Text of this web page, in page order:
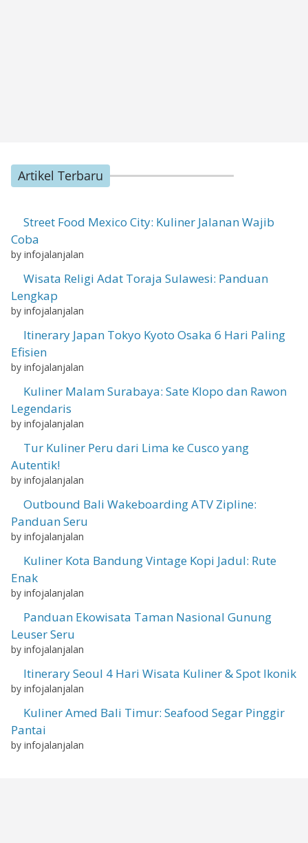
Artikel Terbaru
Street Food Mexico City: Kuliner Jalanan Wajib
Coba
by infojalanjalan
Wisata Religi Adat Toraja Sulawesi: Panduan
Lengkap
by infojalanjalan
Itinerary Japan Tokyo Kyoto Osaka 6 Hari Paling
Efisien
by infojalanjalan
Kuliner Malam Surabaya: Sate Klopo dan Rawon
Legendaris
by infojalanjalan
Tur Kuliner Peru dari Lima ke Cusco yang
Autentik!
by infojalanjalan
Outbound Bali Wakeboarding ATV Zipline:
Panduan Seru
by infojalanjalan
Kuliner Kota Bandung Vintage Kopi Jadul: Rute
Enak
by infojalanjalan
Panduan Ekowisata Taman Nasional Gunung
Leuser Seru
by infojalanjalan
Itinerary Seoul 4 Hari Wisata Kuliner & Spot Ikonik
by infojalanjalan
Kuliner Amed Bali Timur: Seafood Segar Pinggir
Pantai
by infojalanjalan